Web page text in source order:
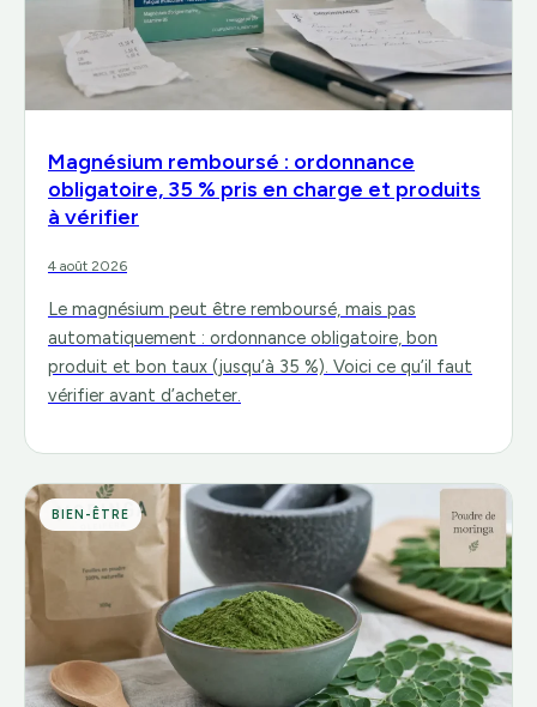
Magnésium remboursé : ordonnance
obligatoire, 35 % pris en charge et produits
à vérifier
4 août 2026
Le magnésium peut être remboursé, mais pas
automatiquement : ordonnance obligatoire, bon
produit et bon taux (jusqu’à 35 %). Voici ce qu’il faut
vérifier avant d’acheter.
BIEN-ÊTRE